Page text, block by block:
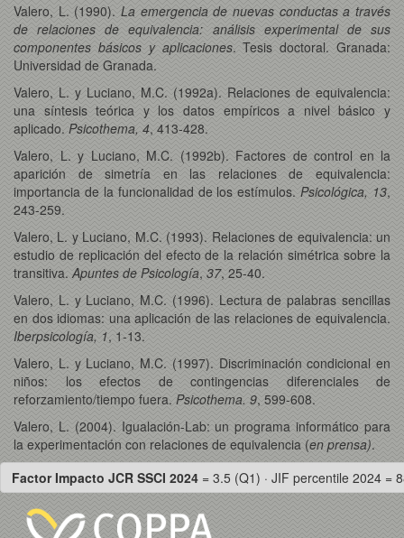
Valero, L. (1990). La emergencia de nuevas conductas a través
de relaciones de equivalencia: análisis experimental de sus
componentes básicos y aplicaciones. Tesis doctoral. Granada:
Universidad de Granada.
Valero, L. y Luciano, M.C. (1992a). Relaciones de equivalencia:
una síntesis teórica y los datos empíricos a nivel básico y
aplicado. Psicothema, 4, 413-428.
Valero, L. y Luciano, M.C. (1992b). Factores de control en la
aparición de simetría en las relaciones de equivalencia:
importancia de la funcionalidad de los estímulos.Psicológica, 13,
243-259.
Valero, L. y Luciano, M.C. (1993). Relaciones de equivalencia: un
estudio de replicación del efecto de la relación simétrica sobre la
transitiva. Apuntes de Psicología, 37, 25-40.
Valero, L. y Luciano, M.C. (1996). Lectura de palabras sencillas
en dos idiomas: una aplicación de las relaciones de equivalencia.
Iberpsicología, 1, 1-13.
Valero, L. y Luciano, M.C. (1997). Discriminación condicional en
niños: los efectos de contingencias diferenciales de
reforzamiento/tiempo fuera. Psicothema. 9, 599-608.
Valero, L. (2004). Igualación-Lab: un programa informático para
la experimentación con relaciones de equivalencia (en prensa).
Factor Impacto JCR SSCI 2024 = 3.5 (Q1) · JIF percentile 2024 =